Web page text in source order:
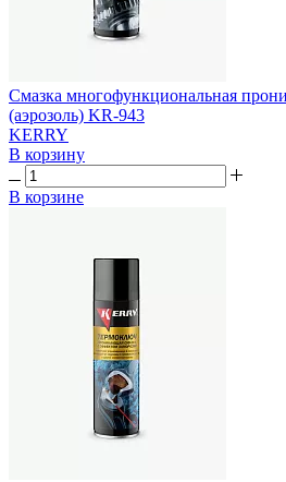
Смазка многофункциональная
(аэрозоль) KR-943
KERRY
В корзину
В корзине